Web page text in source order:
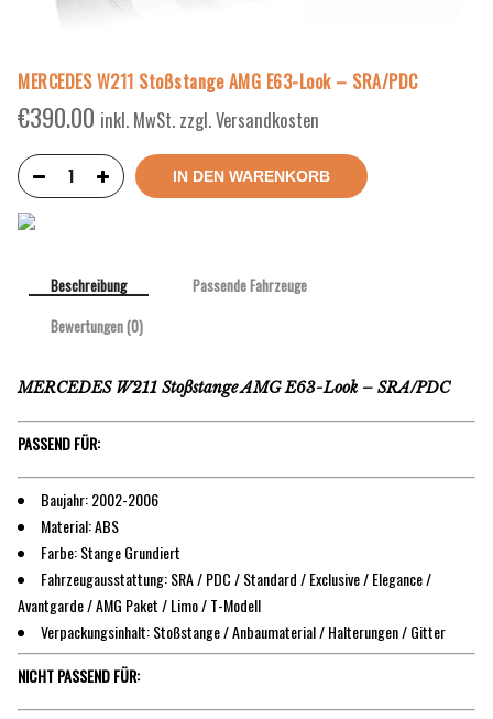
MERCEDES W211 Stoßstange AMG E63-Look – SRA/PDC
€390.00 inkl. MwSt. zzgl. Versandkosten
IN DEN WARENKORB
Beschreibung
Passende Fahrzeuge
Bewertungen (0)
MERCEDES W211 Stoßstange AMG E63-Look – SRA/PDC
PASSEND FÜR:
Baujahr: 2002-2006
Material: ABS
Farbe: Stange Grundiert
Fahrzeugausstattung: SRA / PDC / Standard / Exclusive / Elegance /
Avantgarde / AMG Paket / Limo / T-Modell
Verpackungsinhalt: Stoßstange / Anbaumaterial / Halterungen / Gitter
NICHT PASSEND FÜR: